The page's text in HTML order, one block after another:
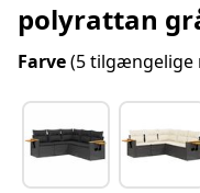
polyrattan
Farve(5 tilgængelige